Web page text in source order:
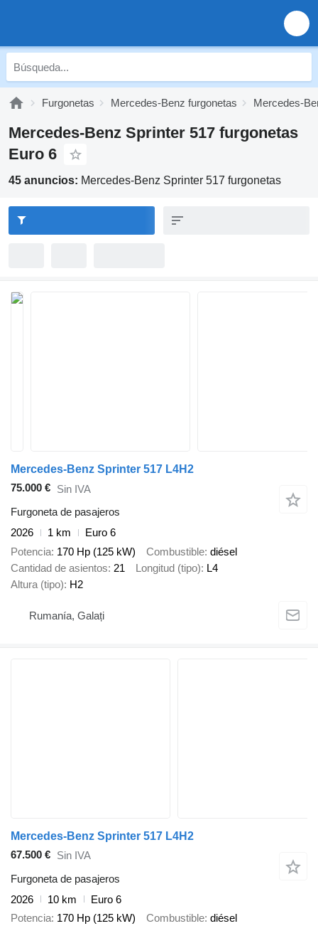
Furgonetas Mercedes-Benz furgonetas Mercedes-
Mercedes-Benz Sprinter 517 furgonetas
Euro 6
45 anuncios: Mercedes-Benz Sprinter 517 furgonetas
Mercedes-Benz Sprinter 517 L4H2
75.000 € Sin IVA
Furgoneta de pasajeros
2026
1 km
Euro 6
Potencia 170 Hp (125 kW) Combustible diésel
Cantidad de asientos 21 Longitud (tipo) L4
Altura (tipo) H2
Rumanía, Galați
Mercedes-Benz Sprinter 517 L4H2
67.500 € Sin IVA
Furgoneta de pasajeros
2026
10 km
Euro 6
Potencia 170 Hp (125 kW) Combustible diésel